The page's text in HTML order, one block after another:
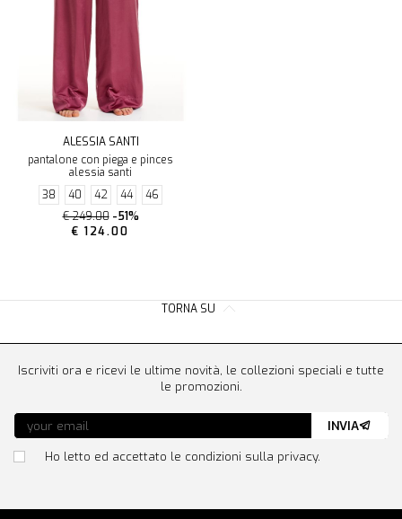
ALESSIA SANTI
pantalone con piega e pinces
alessia santi
38
40 42 44
46
€ 249.00 -51%
€ 124.00
TORNA SU
Iscriviti ora e ricevi le ultime novità, le collezioni speciali e tutte
le promozioni.
Ho letto ed accettato le condizioni sulla privacy.
INVIA